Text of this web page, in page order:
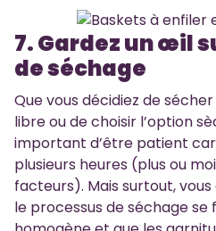
7. Gardez un œil
de séchage
Que vous décidiez de
libre ou de choisir l’option
important d’être patient
plusieurs heures (plus ou
facteurs). Mais surtout,
le processus de séchage